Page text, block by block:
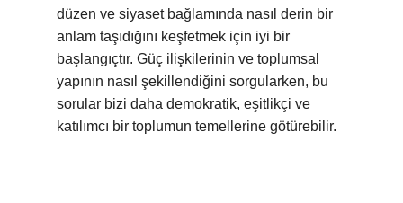
düzen ve siyaset bağlamında nasıl derin bir
anlam taşıdığını keşfetmek için iyi bir
başlangıçtır. Güç ilişkilerinin ve toplumsal
yapının nasıl şekillendiğini sorgularken, bu
sorular bizi daha demokratik, eşitlikçi ve
katılımcı bir toplumun temellerine götürebilir.